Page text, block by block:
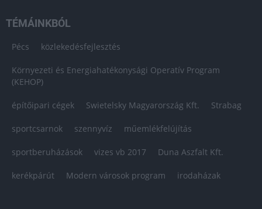
TÉMÁINKBÓL
Pécs közlekedésfejlesztés
Környezeti és Energiahatékonysági Operatív Program
(KEHOP)
építőipari cégek Swietelsky Magyarország Kft. Strabag
sportcsarnok szennyvíz műemlékfelújítás
sportberuházások vizes vb 2017 Duna Aszfalt Kft.
kerékpárút Modern városok program irodaházak